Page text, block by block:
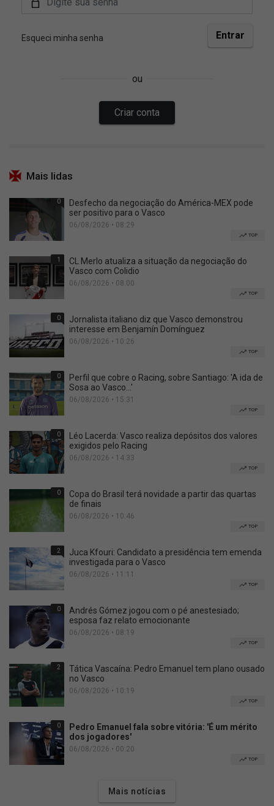
Mais lidas
0
Desfecho da negociação do América-MEX pode
ser positivo para o Vasco
06/08/2026 • 08:29
TOP
1
CL Merlo atualiza a situação da negociação do
Vasco com Colidio
06/08/2026 • 08:00
TOP
0
Jornalista italiano diz que Vasco demonstrou
interesse em Benjamín Domínguez
06/08/2026 • 10:26
TOP
0
Perfil que cobre o Racing, sobre Santiago: 'A ida de
Sosa ao Vasco...'
06/08/2026 • 15:31
TOP
0
Léo Lacerda: Vasco realiza depósitos dos valores
exigidos pelo Racing
06/08/2026 • 14:33
TOP
0
Copa do Brasil terá novidade a partir das quartas
de finais
06/08/2026 • 10:46
TOP
2
Juca Kfouri: Candidato a presidência tem emenda
investigada para o Vasco
06/08/2026 • 11:11
TOP
0
Andrés Gómez jogou com o pé anestesiado;
esposa faz relato emocionante
06/08/2026 • 08:19
TOP
2
Tática Vascaína: Pedro Emanuel tem plano ousado
no Vasco
06/08/2026 • 10:19
TOP
0
Pedro Emanuel fala sobre vitória: 'É um mérito
dos jogadores'
06/08/2026 • 00:20
TOP
Mais notícias